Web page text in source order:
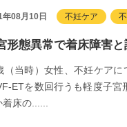
年08月10日 不妊ケア
形態異常で着床障害
（当時）女性、不妊ケア
ETを数回行うも軽度子宮
床の......